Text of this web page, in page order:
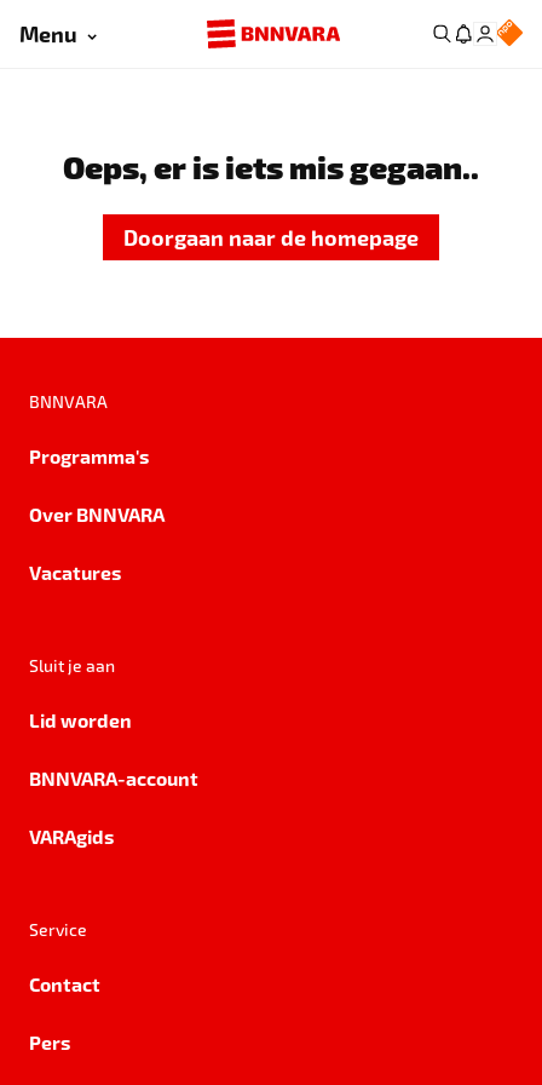
Menu
Oeps, er is iets mis gegaan..
Doorgaan naar de homepage
BNNVARA
Programma's
Over BNNVARA
Vacatures
Sluit je aan
Lid worden
BNNVARA-account
VARAgids
Service
Contact
Pers